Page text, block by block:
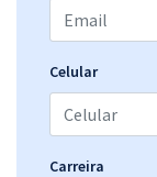
Celular
Carreira